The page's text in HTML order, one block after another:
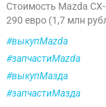
Стоимость Mazda
290 евро (1,7 млн
#выкупMazda
#запчастиMazda
#выкупМазда
#запчастиМазда